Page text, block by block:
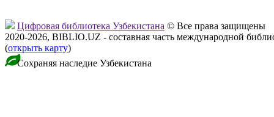
Цифровая библиотека Узбекистана © Все права защищены
2020-2026, BIBLIO.UZ - составная часть международной
(открыть карту)
Сохраняя наследие Узбекистана